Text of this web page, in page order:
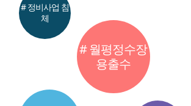
# 월평정수장
용출수
# 정비사업 침
체